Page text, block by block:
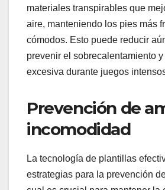
materiales transpirables que
aire, manteniendo los pies más
cómodos. Esto puede reducir
prevenir el sobrecalentamiento
excesiva durante juegos
Prevención de
incomodidad
La tecnología de plantillas
estrategias para la prevención